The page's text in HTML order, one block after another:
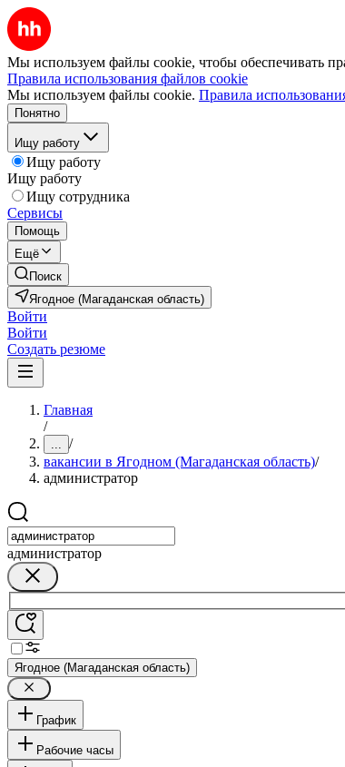
Мы используем файлы cookie, чтобы обеспечивать
Правила использования файлов cookie
Мы используем файлы cookie. Правила
Понятно
Ищу работу
Ищу работу
Ищу работу
Ищу сотрудника
Сервисы
Помощь
Ещё
Поиск
Ягодное (Магаданская область)
Войти
Войти
Создать резюме
Главная
/
... /
вакансии в Ягодном (Магаданская область)/
администратор
администратор
Ягодное (Магаданская область)
График
Рабочие часы